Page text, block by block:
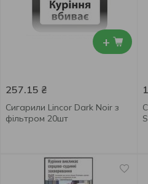
+
257.15 ₴
Сигарили Lincor Dark Noir з
фільтром 20шт